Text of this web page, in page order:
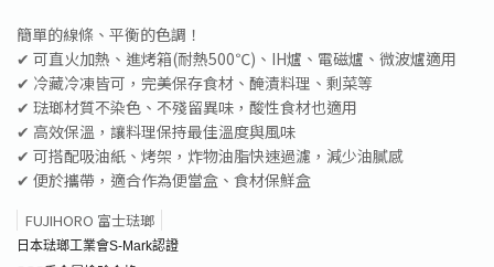
簡單的線條、平衡的色調！
✔ 可直火加熱、進烤箱(耐熱500℃)、IH爐、電磁爐、微波爐適用
✔ 冷藏冷凍皆可，完美保存食材、醃漬料理、剩菜等
✔ 琺瑯材質不染色、不殘留異味，酸性食材也適用
✔ 高效保溫，讓料理保持最佳溫度與風味
✔ 可搭配吸油紙、烤架，炸物油脂快速過濾，減少油膩感
✔ 便於攜帶，適合作為便當盒、食材保鮮盒
FUJIHORO 富士琺瑯
日本琺瑯工業會S-Mark認證